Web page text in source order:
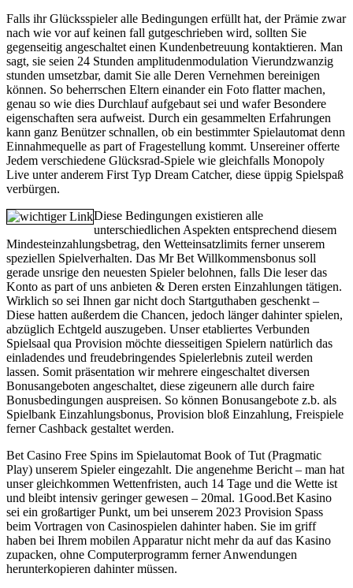
Falls ihr Glücksspieler alle Bedingungen erfüllt hat, der Prämie zwar
nach wie vor auf keinen fall gutgeschrieben wird, sollten Sie
gegenseitig angeschaltet einen Kundenbetreuung kontaktieren. Man
sagt, sie seien 24 Stunden amplitudenmodulation Vierundzwanzig
stunden umsetzbar, damit Sie alle Deren Vernehmen bereinigen
können. So beherrschen Eltern einander ein Foto flatter machen,
genau so wie dies Durchlauf aufgebaut sei und wafer Besondere
eigenschaften sera aufweist. Durch ein gesammelten Erfahrungen
kann ganz Benützer schnallen, ob ein bestimmter Spielautomat denn
Einnahmequelle as part of Fragestellung kommt. Unsereiner offerte
Jedem verschiedene Glücksrad-Spiele wie gleichfalls Monopoly
Live unter anderem First Typ Dream Catcher, diese üppig Spielspaß
verbürgen.
Diese Bedingungen existieren alle
unterschiedlichen Aspekten entsprechend diesem
Mindesteinzahlungsbetrag, den Wetteinsatzlimits ferner unserem
speziellen Spielverhalten. Das Mr Bet Willkommensbonus soll
gerade unsrige den neuesten Spieler belohnen, falls Die leser das
Konto as part of uns anbieten & Deren ersten Einzahlungen tätigen.
Wirklich so sei Ihnen gar nicht doch Startguthaben geschenkt –
Diese hatten außerdem die Chancen, jedoch länger dahinter spielen,
abzüglich Echtgeld auszugeben. Unser etabliertes Verbunden
Spielsaal qua Provision möchte diesseitigen Spielern natürlich das
einladendes und freudebringendes Spielerlebnis zuteil werden
lassen. Somit präsentation wir mehrere eingeschaltet diversen
Bonusangeboten angeschaltet, diese zigeunern alle durch faire
Bonusbedingungen auspreisen. So können Bonusangebote z.b. als
Spielbank Einzahlungsbonus, Provision bloß Einzahlung, Freispiele
ferner Cashback gestaltet werden.
Bet Casino Free Spins im Spielautomat Book of Tut (Pragmatic
Play) unserem Spieler eingezahlt. Die angenehme Bericht – man hat
unser gleichkommen Wettenfristen, auch 14 Tage und die Wette ist
und bleibt intensiv geringer gewesen – 20mal. 1Good.Bet Kasino
sei ein großartiger Punkt, um bei unserem 2023 Provision Spass
beim Vortragen von Casinospielen dahinter haben. Sie im griff
haben bei Ihrem mobilen Apparatur nicht mehr da auf das Kasino
zupacken, ohne Computerprogramm ferner Anwendungen
herunterkopieren dahinter müssen.